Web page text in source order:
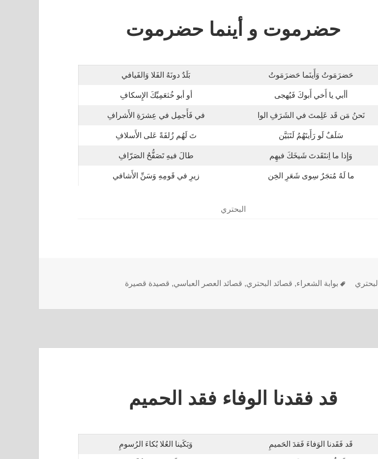
حضرموت و أينما حضرموت
حَضرَمَوتُ وَأَينَما حَضرَمَوتُ بَلَدٌ دونَهُ الفَلا وَالفَيافي
أأبي يا أَخي أَبوكَ فَيُهجى أو أبو خُثعَمِيِّكَ الإِسكافِ
نَحنُ مَن قَد عَلِمتَ في الشَرَفِ الوا في فَأَجمِل في عِشرَةِ الأَشرافِ
سَلَفٌ لَو رَأَيتَهُمُ لَتَبَيَّن تَ لَهُم زُلفَةً عَلى الأَسلافِ
وَإِذا ما اِنتَقَدتَ شَيخَكَ فيهِم طالَ فيهِ تَصَفُّحُ الصَرّافِ
ما لَهُ مُتجَرٌ سِوى شَعَرِ الخِن زيرِ في قَومِهِ وَسَنِّ الأَشافي
البحتري
البحتري بوابة الشعراء, قصائد البحتري, قصائد العصر العباسي, قصيدة قصيرة
قد فقدنا الوفاء فقد الحميم
قَد فَقَدنا الوَفاءَ فَقدَ الحَميمِ وَبَكَينا العُلا بُكاءَ الرُسومِ